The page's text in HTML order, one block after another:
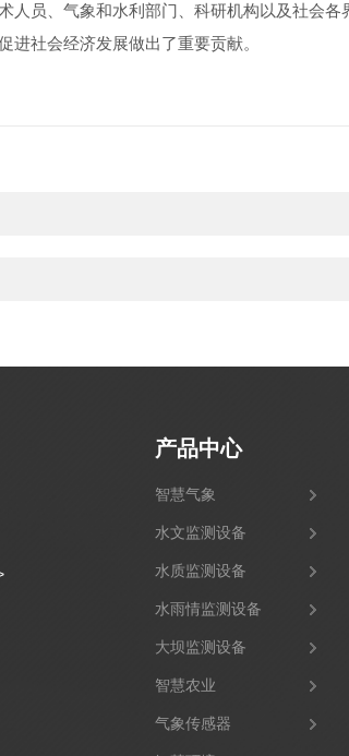
员、气象和水利部门、科研机构以及社会各
进社会经济发展做出了重要贡献。
产品中心
智慧气象
水文监测设备
水质监测设备
水雨情监测设备
大坝监测设备
智慧农业
气象传感器